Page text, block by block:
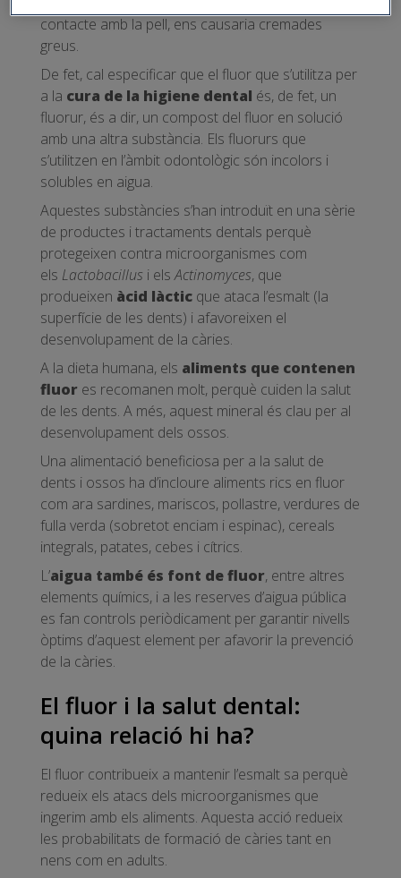
contacte amb la pell, ens causaria cremades
greus.
De fet, cal especificar que el fluor que s’utilitza per
a la cura de la higiene dental és, de fet, un
fluorur, és a dir, un compost del fluor en solució
amb una altra substància. Els fluorurs que
s’utilitzen en l’àmbit odontològic són incolors i
solubles en aigua.
Aquestes substàncies s’han introduït en una sèrie
de productes i tractaments dentals perquè
protegeixen contra microorganismes com
els Lactobacillus i elsActinomyces, que
produeixen àcid làctic que ataca l’esmalt (la
superfície de les dents) i afavoreixen el
desenvolupament de la càries.
A la dieta humana, els aliments que contenen
fluor es recomanen molt, perquè cuiden la salut
de les dents. A més, aquest mineral és clau per al
desenvolupament dels ossos.
Una alimentació beneficiosa per a la salut de
dents i ossos ha d’incloure aliments rics en fluor
com ara sardines, mariscos, pollastre, verdures de
fulla verda (sobretot enciam i espinac), cereals
integrals, patates, cebes i cítrics.
L’aigua també és font de fluor, entre altres
elements químics, i a les reserves d’aigua pública
es fan controls periòdicament per garantir nivells
òptims d’aquest element per afavorir la prevenció
de la càries.
El fluor i la salut dental:
quina relació hi ha?
El fluor contribueix a mantenir l’esmalt sa perquè
redueix els atacs dels microorganismes que
ingerim amb els aliments. Aquesta acció redueix
les probabilitats de formació de càries tant en
nens com en adults.